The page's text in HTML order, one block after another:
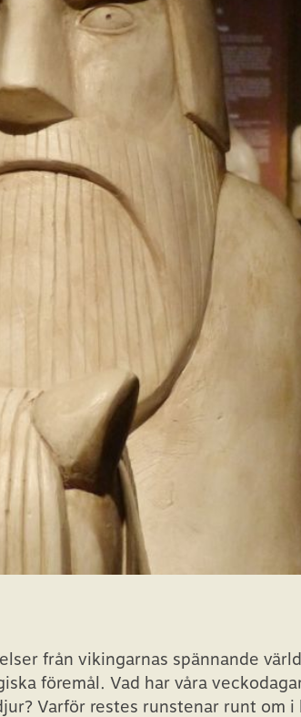
från vikingarnas spännande
föremål. Vad har våra
Varför restes runstenar runt om i